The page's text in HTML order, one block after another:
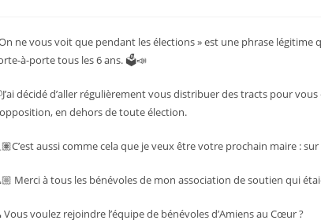
ne vous voit que pendant les élections » est une phrase
à-porte tous les 6 ans. 🗳️📣
décidé d’aller régulièrement vous distribuer des tracts pour
en dehors de toute élection.
aussi comme cela que je veux être votre prochain maire :
Merci à tous les bénévoles de mon association de soutien qui
Vous voulez rejoindre l’équipe de bénévoles d’Amiens au Cœur ?